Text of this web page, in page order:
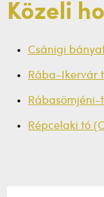
Közeli
Csánigi
Rába-Ikervár
Rábasömjéni-
Répcelaki tó